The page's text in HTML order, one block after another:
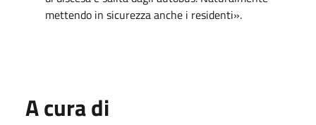
mettendo in sicurezza anche i residenti».
A cura di